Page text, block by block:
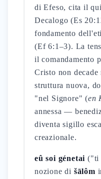
di Efeso, cita il
Decalogo (Es
fondamento
(Ef 6:1–3). La
il comandamento
Cristo non
struttura nuova,
"nel Signore" (en
annessa —
diventa sigillo
creazionale.
eû soi génetai ("ti
nozione di šālôm